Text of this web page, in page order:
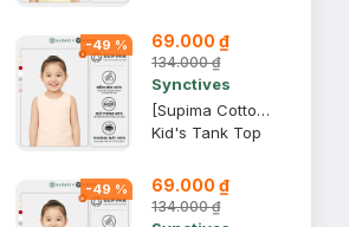
-49 % 69.000 ₫
134.000 ₫
Synctives
[Supima Cotton] Áo Sát Nách Trẻ Em Synctives, Be Sữa, 5 - CCTA01
Kid's Tank Top
-49 % 69.000 ₫
134.000 ₫